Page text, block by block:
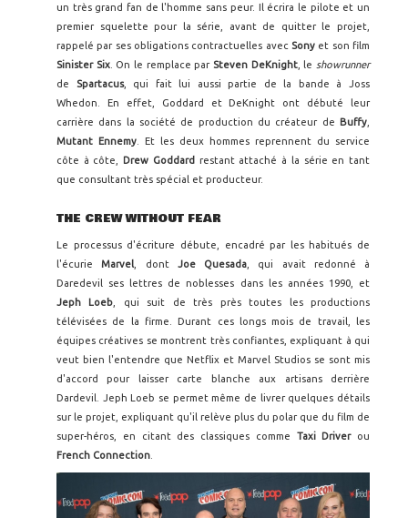
un très grand fan de l'homme sans peur. Il écrira le pilote et un
premier squelette pour la série, avant de quitter le projet,
rappelé par ses obligations contractuelles avec Sony et son film
Sinister Six. On le remplace par Steven DeKnight, le showrunner
de
Spartacus, qui fait lui aussi partie de la bande à Joss
Whedon. En effet, Goddard et DeKnight ont débuté leur
carrière dans la société de production du créateur de Buffy
Mutant Ennemy . Et les deux hommes reprennent du service
côte à côte, Drew Goddard restant attaché à la série en tant
que consultant très spécial et producteur.
THE CREW WITHOUT FEAR
Le processus d'écriture débute, encadré par les habitués de
l'écurieMarvel , dont Joe Quesada , qui avait redonné à
Daredevil ses lettres de noblesses dans les années 1990, et
Jeph Loeb , qui suit de très près toutes les productions
télévisées de la firme. Durant ces longs mois de travail, les
équipes créatives se montrent très confiantes, expliquant à qui
veut bien l'entendre que Netflix et Marvel Studios se sont mis
d'accord pour laisser carte blanche aux artisans derrière
Dardevil. Jeph Loeb se permet même de livrer quelques détails
sur le projet, expliquant qu'il relève plus du polar que du film de
super-héros, en citant des classiques comme Taxi Driverou
French Connection